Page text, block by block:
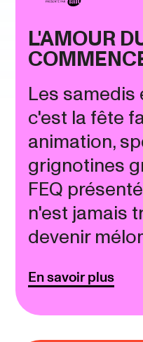
L'AMOUR
Les samedis
c'est la fête
animation,
grignotines
FEQ
n'est jamais
devenir
En savoir plus